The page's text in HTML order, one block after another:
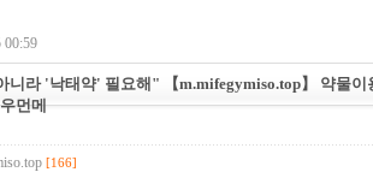
00:59
니라 '낙태약' 필요해" 【m.mifegymiso.top】 약물이
먼메
[166]